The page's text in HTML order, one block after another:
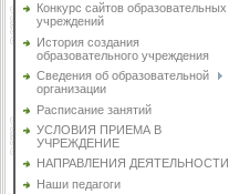
Конкурс сайтов образовательных
учреждений
История создания
образовательного учреждения
Сведения об образовательной
организации
Расписание занятий
УСЛОВИЯ ПРИЕМА В
УЧРЕЖДЕНИЕ
НАПРАВЛЕНИЯ ДЕЯТЕЛЬНОСТИ
Наши педагоги